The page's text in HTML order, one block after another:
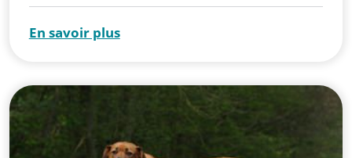
En savoir plus